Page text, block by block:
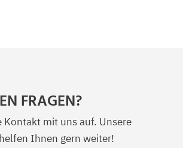
FRAGEN?
Kontakt mit uns auf. Unsere
Ihnen gern weiter!